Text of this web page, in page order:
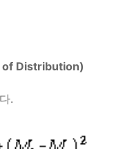
of Distribution)
.